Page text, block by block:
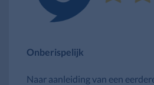
Onberispelijk
Naar aanleiding van een